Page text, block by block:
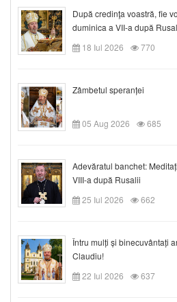
După credinţa voastră, fie
duminica a VII-a după
18 Iul 2026
770
Zâmbetul speranței
05 Aug 2026 685
Adevăratul banchet:
VIII-a după Rusalii
25 Iul 2026
662
Întru mulți și binecuvântați
Claudiu!
22 Iul 2026
637